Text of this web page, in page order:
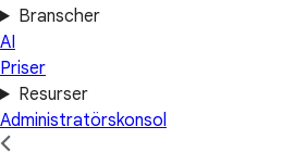
Branscher
AI
Priser
Resurser
Administratörskonsol